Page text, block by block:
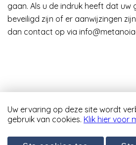
Uw ervaring op deze site wordt
gebruik van cookies. Klik hier voor
gaan. Als u de indruk heeft dat uw
beveiligd zijn of er aanwijzingen
dan contact op via
Copyright 2026
Disclaimer &